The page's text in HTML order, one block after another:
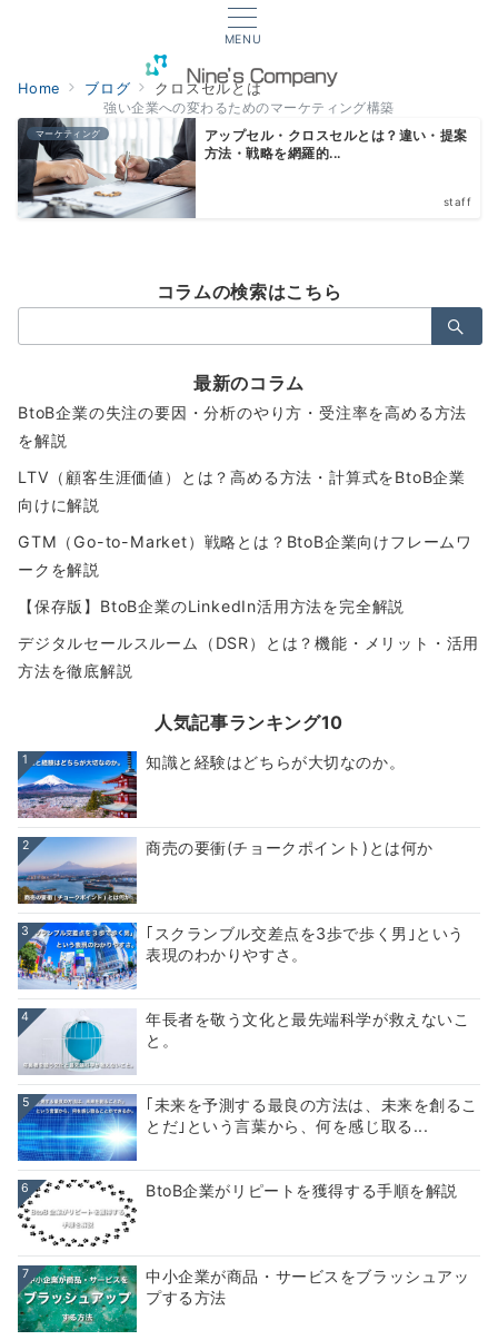
MENU
強い企業への変わるためのマーケティング構築
Home ブログ クロスセルとは
マーケティング
アップセル・クロスセルとは？違い・提案
方法・戦略を網羅的...
staff
コラムの検索はこちら
索：
最新のコラム
BtoB企業の失注の要因・分析のやり方・受注率を高める方法
を解説
LTV（顧客生涯価値）とは？高める方法・計算式をBtoB企業
向けに解説
GTM（Go-to-Market）戦略とは？BtoB企業向けフレームワ
ークを解説
【保存版】BtoB企業のLinkedIn活用方法を完全解説
デジタルセールスルーム（DSR）とは？機能・メリット・活用
方法を徹底解説
人気記事ランキング10
1 知識と経験はどちらが大切なのか。
2 商売の要衝(チョークポイント)とは何か
3
｢スクランブル交差点を3歩で歩く男｣という
表現のわかりやすさ。
4
年長者を敬う文化と最先端科学が救えないこ
と。
5
｢未来を予測する最良の方法は、未来を創るこ
とだ｣という言葉から、何を感じ取る...
6 BtoB企業がリピートを獲得する手順を解説
7
中小企業が商品・サービスをブラッシュアッ
プする方法